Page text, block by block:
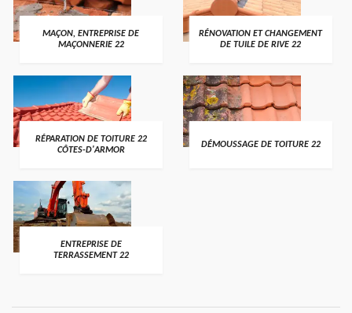
MAÇON, ENTREPRISE DE
MAÇONNERIE 22
RÉNOVATION ET CHANGEMENT
DE TUILE DE RIVE 22
RÉPARATION DE TOITURE 22
CÔTES-D'ARMOR
DÉMOUSSAGE DE TOITURE 22
ENTREPRISE DE
TERRASSEMENT 22